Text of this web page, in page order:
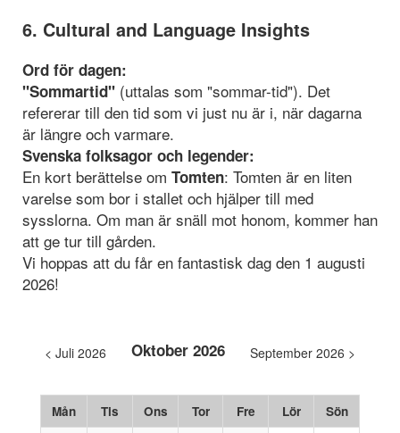
6. Cultural and Language Insights
Ord för dagen:
"Sommartid" (uttalas som "sommar-tid"). Det
refererar till den tid som vi just nu är i, när dagarna
är längre och varmare.
Svenska folksagor och legender:
En kort berättelse om Tomten: Tomten är en liten
varelse som bor i stallet och hjälper till med
sysslorna. Om man är snäll mot honom, kommer han
att ge tur till gården.
Vi hoppas att du får en fantastisk dag den 1 augusti
2026!
< Juli 2026 Oktober 2026 September 2026 >
Mån Tis Ons Tor Fre Lör Sön